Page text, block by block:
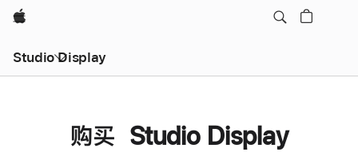
Apple
Studio Display
购买 Studio Display